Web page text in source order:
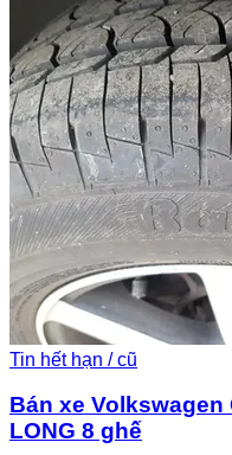
Tin hết hạn / cũ
Bán xe Volkswagen
LONG 8 ghế